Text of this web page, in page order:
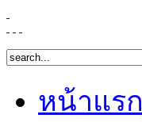
หน้าแรก